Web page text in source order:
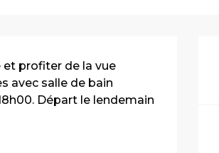
et profiter de la vue
avec salle de bain
Départ le lendemain